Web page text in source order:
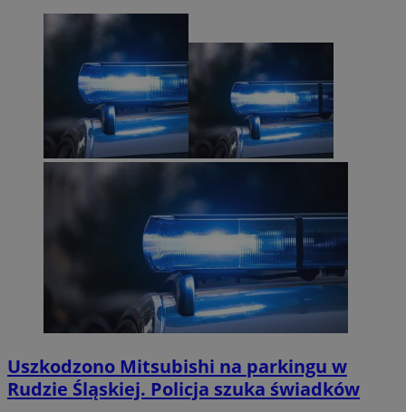
Uszkodzono Mitsubishi na parkingu w
Rudzie Śląskiej. Policja szuka świadków